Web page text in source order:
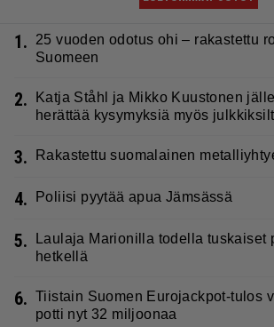
1.
25 vuoden odotus ohi – rakastettu
Suomeen
2.
Katja Ståhl ja Mikko Kuustonen
herättää kysymyksiä myös
3. Rakastettu suomalainen
4. Poliisi pyytää apua Jämsässä
5.
Laulaja Marionilla todella tuskaiset
hetkellä
6. Tiistain Suomen Eurojackpot-tulos
potti nyt 32 miljoonaa